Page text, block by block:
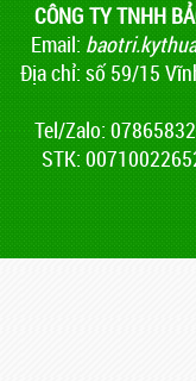
CÔNG TY TNHH
Email:
Địa chỉ: số 59/15
Tel/Zalo:
STK: